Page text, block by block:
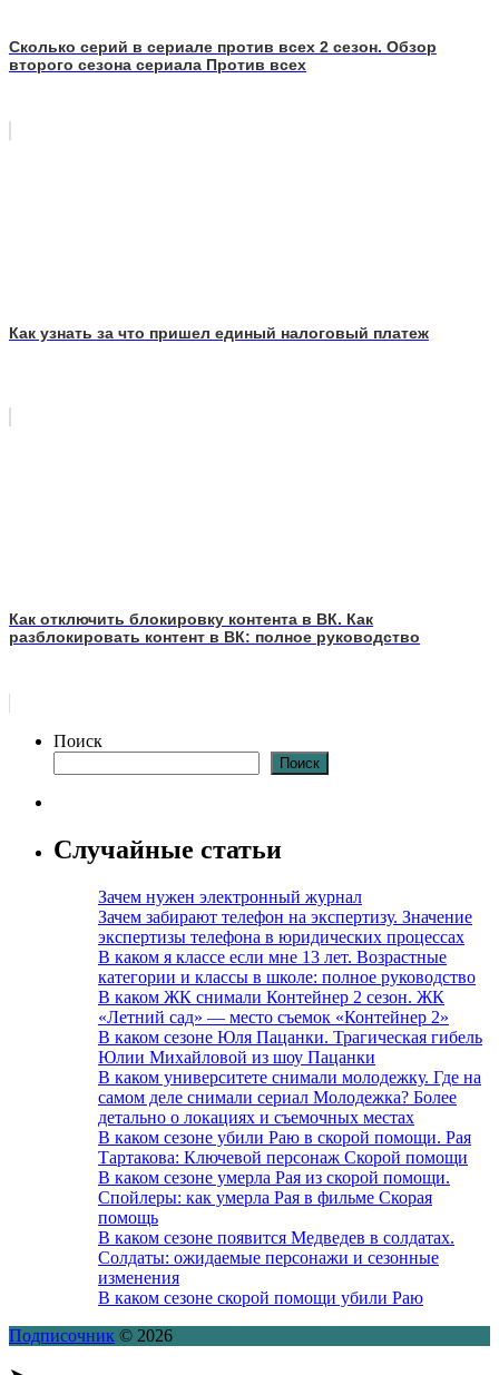
Сколько серий в сериале против всех 2 сезон. Обзор
второго сезона сериала Против всех
Как узнать за что пришел единый налоговый платеж
Как отключить блокировку контента в ВК. Как
разблокировать контент в ВК: полное руководство
Поиск
Поиск
Случайные статьи
Зачем нужен электронный журнал
Зачем забирают телефон на экспертизу. Значение
экспертизы телефона в юридических процессах
В каком я классе если мне 13 лет. Возрастные
категории и классы в школе: полное руководство
В каком ЖК снимали Контейнер 2 сезон. ЖК
«Летний сад» — место съемок «Контейнер 2»
В каком сезоне Юля Пацанки. Трагическая гибель
Юлии Михайловой из шоу Пацанки
В каком университете снимали молодежку. Где на
самом деле снимали сериал Молодежка? Более
детально о локациях и съемочных местах
В каком сезоне убили Раю в скорой помощи. Рая
Тартакова: Ключевой персонаж Скорой помощи
В каком сезоне умерла Рая из скорой помощи.
Спойлеры: как умерла Рая в фильме Скорая
помощь
В каком сезоне появится Медведев в солдатах.
Солдаты: ожидаемые персонажи и сезонные
изменения
В каком сезоне скорой помощи убили Раю
Подписочник © 2026